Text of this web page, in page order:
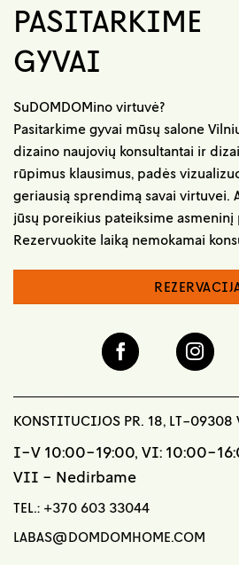
PASITARKIME
GYVAI
SuDOMDOMino virtuvė?
Pasitarkime gyvai mūsų salone
dizaino naujovių konsultantai ir
rūpimus klausimus, padės
geriausią sprendimą savai virtuvei.
jūsų poreikius pateiksime asmeninį
Rezervuokite laiką nemokamai
KONSTITUCIJOS PR. 18, LT-
I-V 10:00-19:00, VI: 10:00-
VII - Nedirbame
TEL.: +370 603 33044
LABAS@DOMDOMHOME.COM